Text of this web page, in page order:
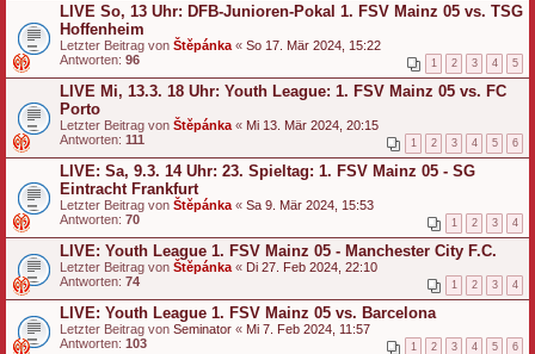
LIVE So, 13 Uhr: DFB-Junioren-Pokal 1. FSV Mainz 05 vs. TSG
Hoffenheim
Letzter Beitrag von Štěpánka « So 17. Mär 2024, 15:22
Antworten: 96 1 2 3 4 5
LIVE Mi, 13.3. 18 Uhr: Youth League: 1. FSV Mainz 05 vs. FC
Porto
Letzter Beitrag von Štěpánka « Mi 13. Mär 2024, 20:15
Antworten: 111 1 2 3 4 5 6
LIVE: Sa, 9.3. 14 Uhr: 23. Spieltag: 1. FSV Mainz 05 - SG
Eintracht Frankfurt
Letzter Beitrag von Štěpánka « Sa 9. Mär 2024, 15:53
Antworten: 70 1 2 3 4
LIVE: Youth League 1. FSV Mainz 05 - Manchester City F.C.
Letzter Beitrag von Štěpánka « Di 27. Feb 2024, 22:10
Antworten: 74 1 2 3 4
LIVE: Youth League 1. FSV Mainz 05 vs. Barcelona
Letzter Beitrag von Seminator « Mi 7. Feb 2024, 11:57
Antworten: 103 1 2 3 4 5 6